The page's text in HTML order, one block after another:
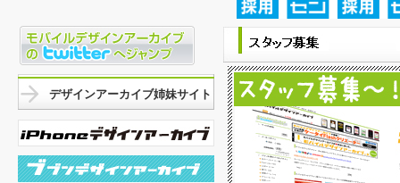
デザインアーカイブ姉妹サイト